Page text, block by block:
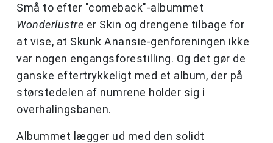
Små to efter "comeback"-albummet
Wonderlustre er Skin og drengene tilbage for
at vise, at Skunk Anansie-genforeningen ikke
var nogen engangsforestilling. Og det gør de
ganske eftertrykkeligt med et album, der på
størstedelen af numrene holder sig i
overhalingsbanen.
Albummet lægger ud med den solidt